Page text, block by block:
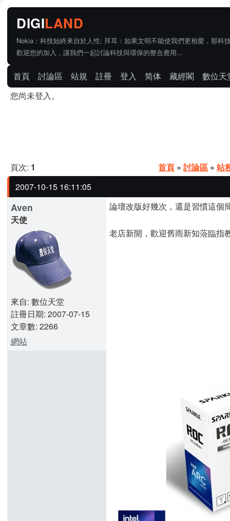
Nokia：科技始終來自於人性; 拜耳：如果文明不能使我們更相愛，那科
歡迎您的加入，讓我們一起討論科技與環保的整合應用...
首頁 討論區 站規 註冊 登入 简体 藏經閣
數位天
您尚未登入。
頁次: 1 首頁 » 討論區 » 站
2007-10-15 16:11:05
Aven
天使
來自: 數位天堂
註冊日期: 2007-07-15
文章數: 2266
網站
論壇改版好幾次，還是習慣這個
老店新開，歡迎舊雨新知蒞臨指